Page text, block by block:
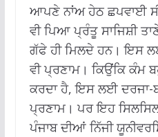
ਆਪਣੇ ਨਾਂਅ ਹੇਠ ਛਪਵਾਈ
ਵੀ ਪਿਆ ਪ੍ਰੰਤੂ ਸਾਜਿਸ਼ੀ
ਗੱਫੇ ਹੀ ਮਿਲਦੇ ਹਨ। ਇਸ
ਵੀ ਪ੍ਰਣਾਮ। ਕਿਉਂਕਿ ਕੰਮ
ਕਰਦਾ ਹੈ, ਇਸ ਲਈ ਦਰਜਾ-
ਪ੍ਰਣਾਮ। ਪਰ ਇਹ
ਪੰਜਾਬ ਦੀਆਂ ਨਿੱਜੀ